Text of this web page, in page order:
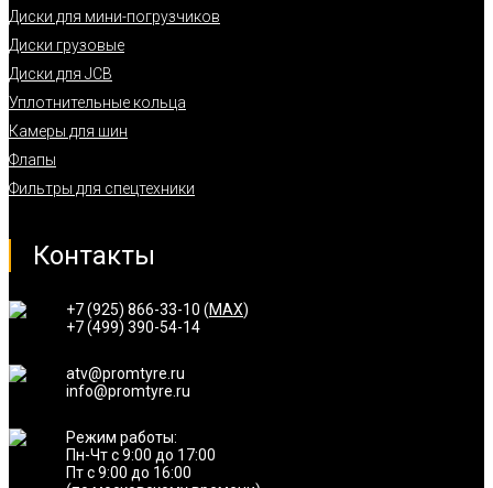
Диски для мини-погрузчиков
Диски грузовые
Диски для JCB
Уплотнительные кольца
Камеры для шин
Флапы
Фильтры для спецтехники
Контакты
+7 (925) 866-33-10 (MAX)
+7 (499) 390-54-14
atv@promtyre.ru
info@promtyre.ru
Режим работы:
Пн-Чт с 9:00 до 17:00
Пт с 9:00 до 16:00